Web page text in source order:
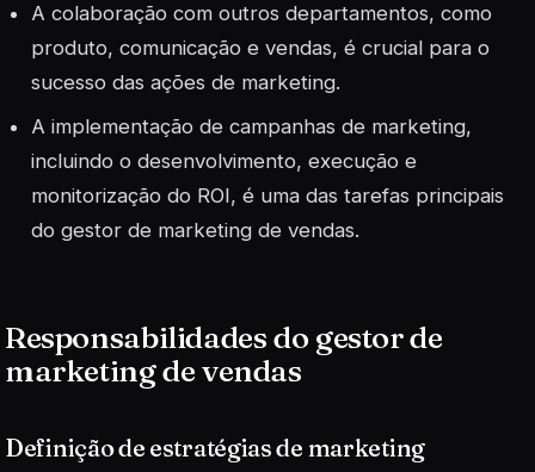
A colaboração com outros departamentos, como
produto, comunicação e vendas, é crucial para o
sucesso das ações de marketing.
A implementação de campanhas de marketing,
incluindo o desenvolvimento, execução e
monitorização do ROI, é uma das tarefas principais
do gestor de marketing de vendas.
Responsabilidades do gestor de
marketing de vendas
Definição de estratégias de marketing